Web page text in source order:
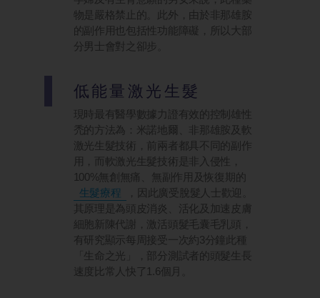
物是嚴格禁止的。此外，由於非那雄胺
的副作用也包括性功能障礙，所以大部
分男士會對之卻步。
低能量激光生 髮
現時最有醫學數據力證有效的控制雄性
禿的方法為：米諾地爾、非那雄胺及軟
激光生髮技術，前兩者都具不同的副作
用，而軟激光生髮技術是非入侵性，
100%無創無痛、無副作用及恢復期的
生髮療程
，因此廣受脫髮人士歡迎。
其原理是為頭皮消炎、活化及加速皮膚
細胞新陳代謝，激活頭髮毛囊毛乳頭，
有研究顯示每周接受一次約3分鐘此種
「生命之光」，部分測試者的頭髮生長
速度比常人快了1.6個月。